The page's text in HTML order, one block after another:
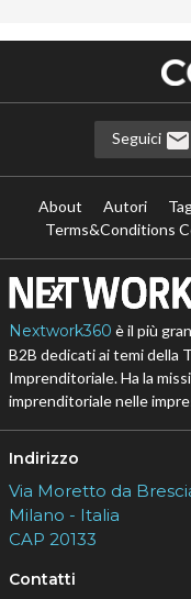
Seguici
About Autori
Terms&Conditions
Nextwork360 è il più
B2B dedicati ai temi della
Imprenditoriale. Ha la
imprenditoriale nelle
Indirizzo
Via Moretto da
Milano - Italia
CAP 20133
Contatti